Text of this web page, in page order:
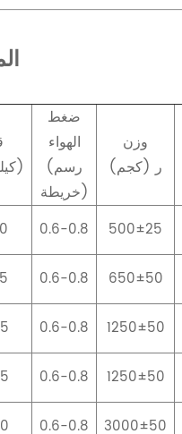
(كيلوواط)
ضغط
الهواء
(رسم
خريطة)
وزن
ر (كجم)
0.6-0.8 500±25
0.6-0.8 650±50
0.6-0.8 1250±50
0.6-0.8 1250±50
0.6-0.8 3000±50